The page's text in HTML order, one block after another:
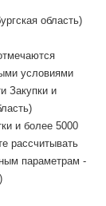
область)
условиями
Закупки и
и более 5000
рассчитывать
параметрам -